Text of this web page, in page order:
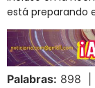
está preparando
Palabras: 898 |